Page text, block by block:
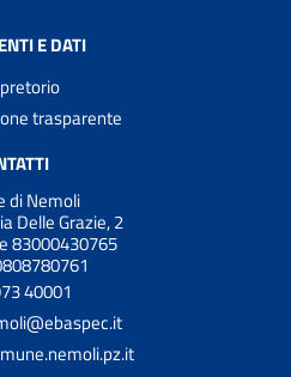
E DATI
trasparente
di Nemoli
Delle Grazie, 2
83000430765
40001